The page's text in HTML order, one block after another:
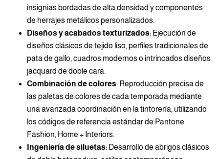
insignias bordadas de alta densidad y componentes
de herrajes metálicos personalizados.
Diseños y acabados texturizados: Ejecución de
diseños clásicos de tejido liso, perfiles tradicionales de
pata de gallo, cuadros modernos o intrincados diseños
jacquard de doble cara.
Combinación de colores: Reproducción precisa de
las paletas de colores de cada temporada mediante
una avanzada coordinación en la tintorería, utilizando
los códigos de referencia estándar de Pantone
Fashion, Home + Interiors.
Ingeniería de siluetas: Desarrollo de abrigos clásicos